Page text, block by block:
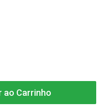
ao Carrinho